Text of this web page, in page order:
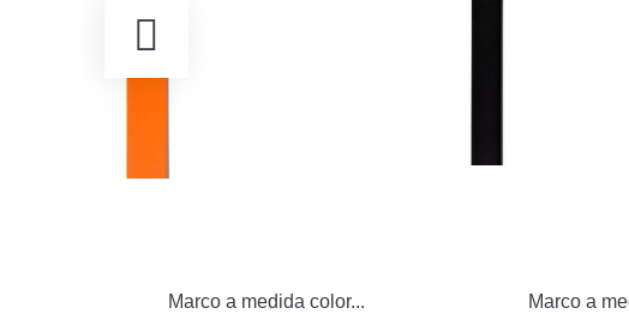
Marco a medida color... Marco a